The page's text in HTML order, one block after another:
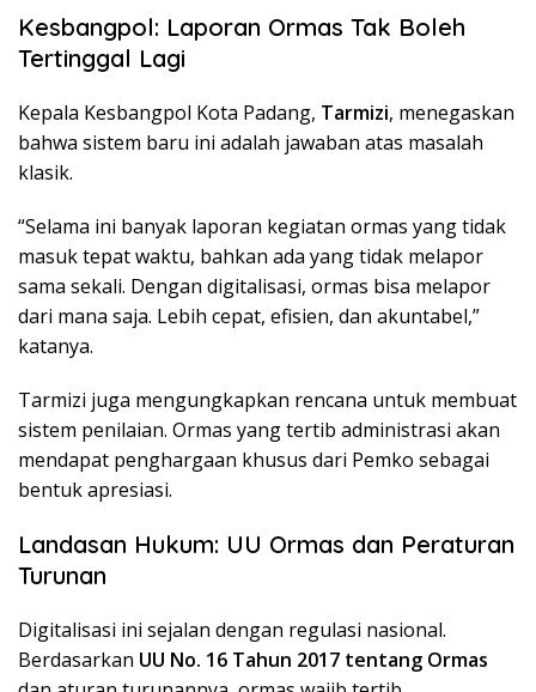
Kesbangpol: Laporan Ormas Tak Boleh
Tertinggal Lagi
Kepala Kesbangpol Kota Padang, Tarmizi, menegaskan
bahwa sistem baru ini adalah jawaban atas masalah
klasik.
“Selama ini banyak laporan kegiatan ormas yang tidak
masuk tepat waktu, bahkan ada yang tidak melapor
sama sekali. Dengan digitalisasi, ormas bisa melapor
dari mana saja. Lebih cepat, efisien, dan akuntabel,”
katanya.
Tarmizi juga mengungkapkan rencana untuk membuat
sistem penilaian. Ormas yang tertib administrasi akan
mendapat penghargaan khusus dari Pemko sebagai
bentuk apresiasi.
Landasan Hukum: UU Ormas dan Peraturan
Turunan
Digitalisasi ini sejalan dengan regulasi nasional.
Berdasarkan UU No. 16 Tahun 2017 tentang Ormas